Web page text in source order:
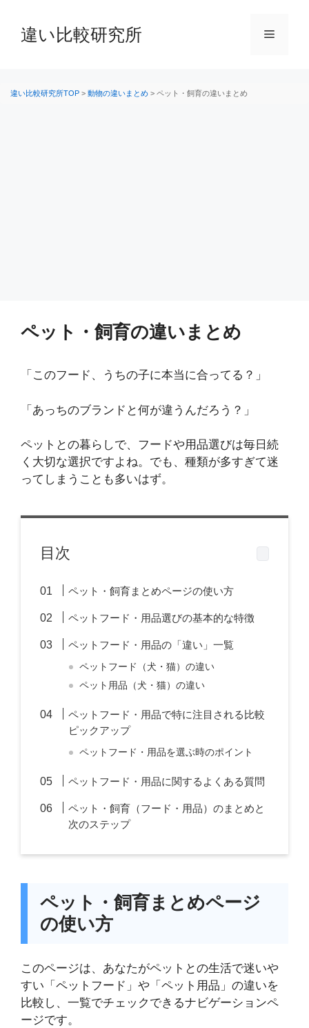
へ
違い比較研究所 メ
違い比較研究所TOP > 動物の違いまとめ > ペット・飼育の違いまとめ
ペット・飼育の違いまとめ
「このフード、うちの子に本当に合ってる？」
「あっちのブランドと何が違うんだろう？」
ペットとの暮らしで、フードや用品選びは毎日続
く大切な選択ですよね。でも、種類が多すぎて迷
ってしまうことも多いはず。
目次
ペット・飼育まとめページの使い方
ペットフード・用品選びの基本的な特徴
ペットフード・用品の「違い」一覧
ペットフード（犬・猫）の違い
ペット用品（犬・猫）の違い
ペットフード・用品で特に注目される比較
ピックアップ
ペットフード・用品を選ぶ時のポイント
ペットフード・用品に関するよくある質問
ペット・飼育（フード・用品）のまとめと
次のステップ
ペット・飼育まとめページ
の使い方
このページは、あなたがペットとの生活で迷いや
すい「ペットフード」や「ペット用品」の違いを
比較し、一覧でチェックできるナビゲーションペ
ージです。